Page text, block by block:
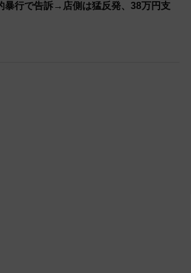
暴行で告訴→店側は猛反発、38万円支